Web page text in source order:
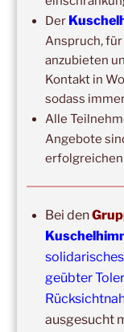
14:00–16:00,
Frankfurt, Zeil
Copyright ©
Kuschelhimmel
Alle Rechte
Der
Anspruch, für
anzubieten
Kontakt in
sodass
Alle
Angebote
Bei den
geübter
ausgesucht